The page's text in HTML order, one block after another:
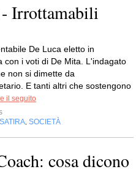
Irrottamabili
De Luca eletto in
con i voti di De Mita. L'indagato
non si dimette da
E tanti altri che sostengono
il seguito
SATIRA SOCIETÀ
cosa dicono